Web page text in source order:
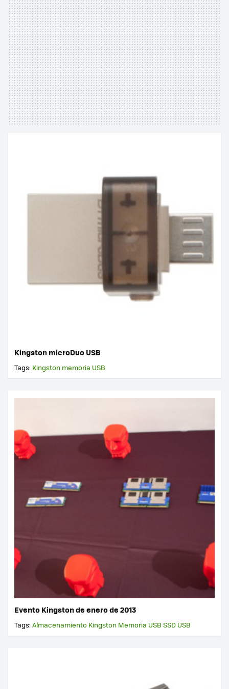
Kingston microDuo USB
Tags: Kingston memoria USB
Evento Kingston de enero de 2013
Tags: Almacenamiento Kingston Memoria USB SSD USB